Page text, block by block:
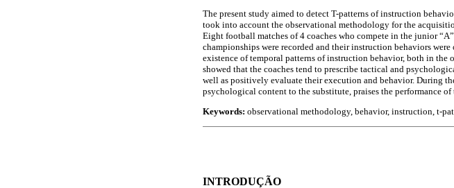
The present study aimed to detect T-patterns of instruction
took into account the observational methodology for the
Eight football matches of 4 coaches who compete in the junior
championships were recorded and their instruction behaviors
existence of temporal patterns of instruction behavior, both in
showed that the coaches tend to prescribe tactical and
well as positively evaluate their execution and behavior. During
psychological content to the substitute, praises the performance
Keywords: observational methodology, behavior, instruction, t-
INTRODUÇÃO